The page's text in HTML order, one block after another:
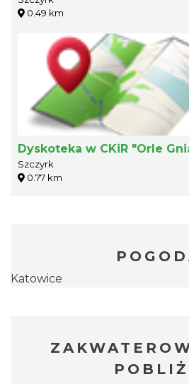
0.49 km
Dyskoteka w CKiR "Orle
Szczyrk
0.77 km
Katowice